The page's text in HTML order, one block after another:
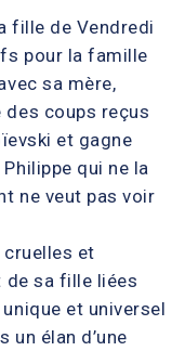
fille de Vendredi
pour la famille
sa mère,
coups reçus
et gagne
qui ne la
ne veut pas voir
cruelles et
de sa fille liées
et universel
un élan d’une